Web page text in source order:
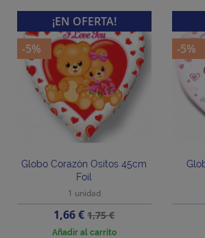
Globo Corazón Ositos 45cm
Foil
1 unidad
Precio
1,66 €Precio
base
1,75 €
Añadir al carrito
¡EN OFERTA!
-5%
-5%